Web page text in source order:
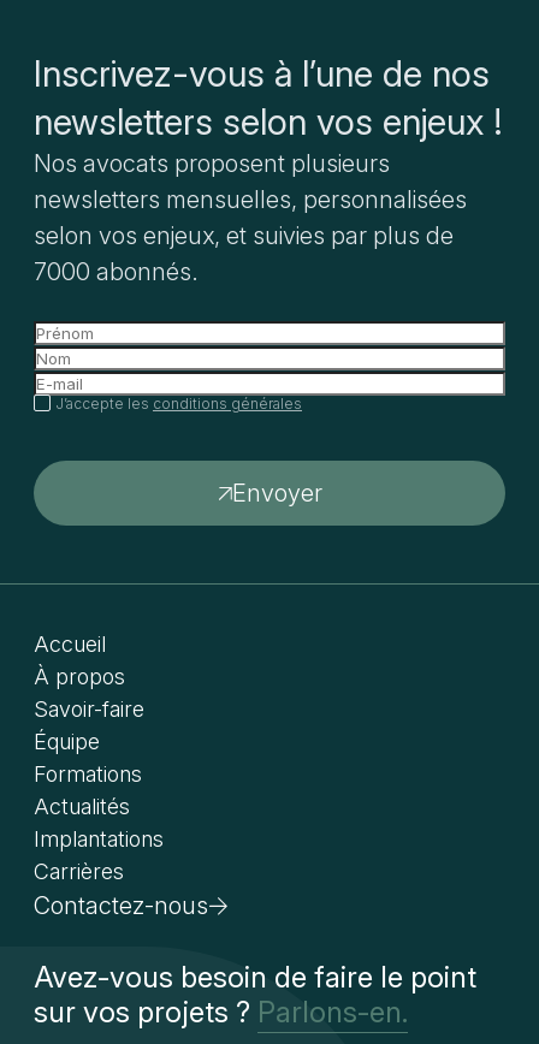
Inscrivez-vous à l’une de nos
newsletters selon vos enjeux !
Nos avocats proposent plusieurs
newsletters mensuelles, personnalisées
selon vos enjeux, et suivies par plus de
7000 abonnés.
Envoyer
J’accepte les conditions générales
Accueil
À propos
Savoir-faire
Équipe
Formations
Actualités
Implantations
Carrières
Contactez-nous
Avez-vous besoin de faire le point
sur vos projets ? Parlons-en.